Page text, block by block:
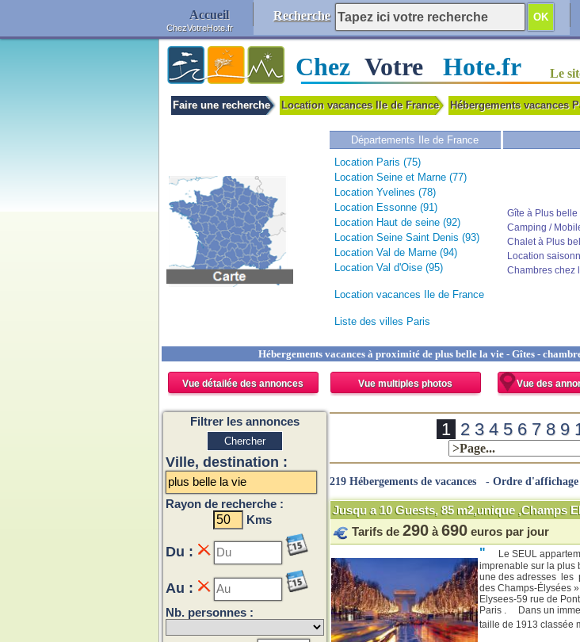
Faire une recherche Location vacances Ile de France Hébergements vacances
Départements Ile de France
Location Paris (75)
Location Seine et Marne (77)
Location Yvelines (78)
Location Essonne (91)
Location Haut de seine (92)
Location Seine Saint Denis (93)
Location Val de Marne (94)
Location Val d'Oise (95)
Location vacances Ile de France
Liste des villes Paris
Gîte à Plus belle
Camping /
Chalet à Plus
Location
Chambres chez
Hébergements vacances à proximité de plus belle la vie - Gîtes -
Vue détailée des annonces Vue multiples photos Vue des
Filtrer les annonces
Ville, destination :
Rayon de recherche :
Kms
Du :
Au :
Nb. personnes :
1 2 3 4 5 6 7 8 9
219 Hébergements de vacances - Ordre
Jusqu a 10 Guests, 85 m2,unique ,Champs
Tarifs de 290 à 690 euros par jour
"
Le SEUL
imprenable sur la plus
une des adresses les
des Champs-Élysées
Elysees-59 rue de
Paris . Dans un
taille de 1913 classée
Chez Votre Hote.fr Le
Accueil
ChezVotreHote.fr
Recherche